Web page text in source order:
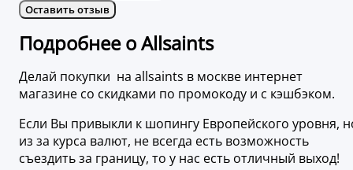
Оставить отзыв
Подробнее о Allsaints
Делай покупки на allsaints в москве интернет
магазине со скидками по промокоду и с кэшбэком.
Если Вы привыкли к шопингу Европейского уровня,
из за курса валют, не всегда есть возможность
съездить за границу, то у нас есть отличный выход!